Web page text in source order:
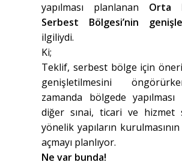
yapılması planlanan Orta
Serbest Bölgesi’nin
ilgiliydi.
Ki;
Teklif, serbest bölge için
genişletilmesini
zamanda bölgede yapılması
diğer sınai, ticari ve hizmet
yönelik yapıların
açmayı planlıyor.
Ne var bunda!